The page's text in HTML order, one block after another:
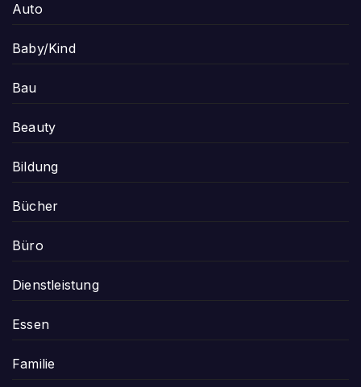
Auto
Baby/Kind
Bau
Beauty
Bildung
Bücher
Büro
Dienstleistung
Essen
Familie